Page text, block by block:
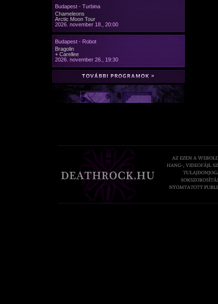
Budapest - Turbina
Chameleons
Arctic Moon Tour
2026. november 18., 20:00
Budapest - Robot
Bragolin
+ Carellee
2026. november 26., 19:30